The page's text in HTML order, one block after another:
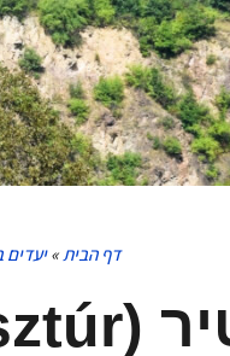
דף הבית»יעדים